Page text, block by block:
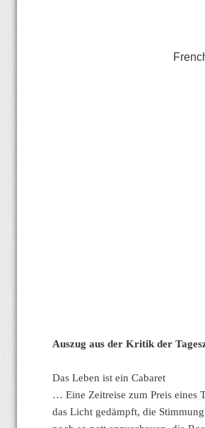
Auszug aus der Kritik der
Das Leben ist ein Cabaret
… Eine Zeitreise zum Preis eines
das Licht gedämpft, die